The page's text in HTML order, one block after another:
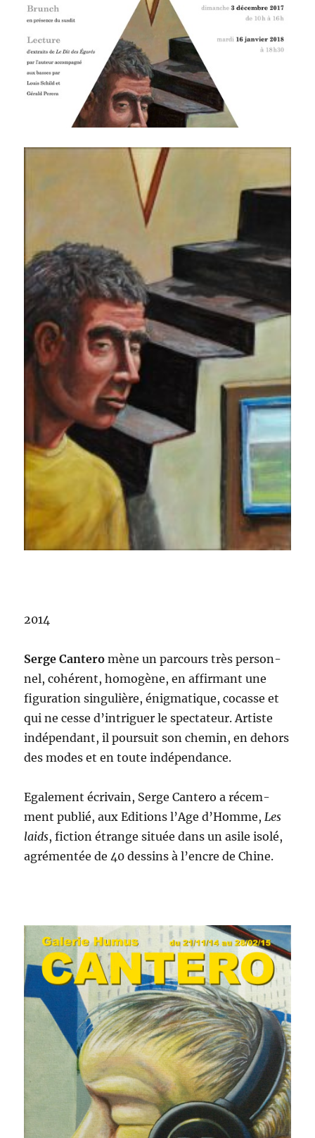
2014
Serge Can­tero mène un par­cours très per­son­
nel, cohérent, homogène, en affir­mant une
fig­u­ra­tion sin­gulière, énig­ma­tique, cocasse et
qui ne cesse d’in­triguer le spec­ta­teur. Artiste
indépen­dant, il pour­suit son chemin, en dehors
des modes et en toute indépendance.
Egale­ment écrivain, Serge Can­tero a récem­
ment pub­lié, aux Edi­tions l’Age d’Homme, Les
laids, fic­tion étrange située dans un asile isolé,
agré­men­tée de 40 dessins à l’en­cre de Chine.